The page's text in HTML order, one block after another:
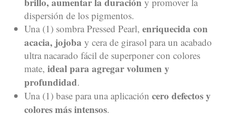
dispersión de los pigmentos.
Una (1) sombra Pressed Pearl, enriquecida con
acacia, jojoba y cera de girasol para un acabado
ultra nacarado fácil de superponer con colores
mate, ideal para agregar volumen y
profundidad.
Una (1) base para una aplicación cero defectos y
colores más intensos.